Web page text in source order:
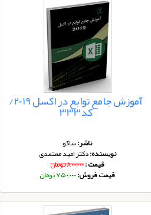
آموزش جامع توابع در اکسل 2019/
کد333
ناشر:ساکو
نویسنده:دکتر امید معتمدی
قیمت :۸۰۰,۰۰۰ تومان
قیمت فروش:۷۵۰,۰۰۰ تومان